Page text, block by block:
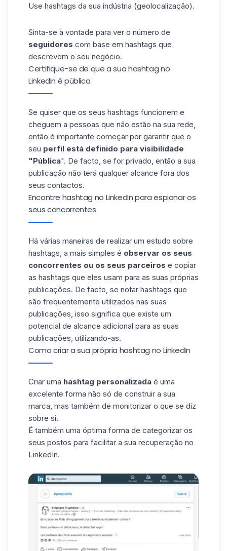
Use hashtags da sua indústria (geolocalização).
Sinta-se à vontade para ver o número de
seguidores com base em hashtags que
descrevem o seu negócio.
Certifique-se de que a sua hashtag no
LinkedIn é pública
Se quiser que os seus hashtags funcionem e
cheguem a pessoas que não estão na sua rede,
então é importante começar por garantir que o
seu perfil está definido para visibilidade
"Pública". De facto, se for privado, então a sua
publicação não terá qualquer alcance fora dos
seus contactos.
Encontre hashtag no LinkedIn para espionar os
seus concorrentes
Há várias maneiras de realizar um estudo sobre
hashtags, a mais simples é observar os seus
concorrentes ou os seus parceiros e copiar
as hashtags que eles usam para as suas próprias
publicações. De facto, se notar hashtags que
são frequentemente utilizados nas suas
publicações, isso significa que existe um
potencial de alcance adicional para as suas
publicações, utilizando-as.
Como criar a sua própria hashtag no LinkedIn
Criar uma hashtag personalizada é uma
excelente forma não só de construir a sua
marca , mas também de monitorizar o que se diz
sobre si.
É também uma óptima forma de categorizar os
seus postos para facilitar a sua recuperação no
LinkedIn.